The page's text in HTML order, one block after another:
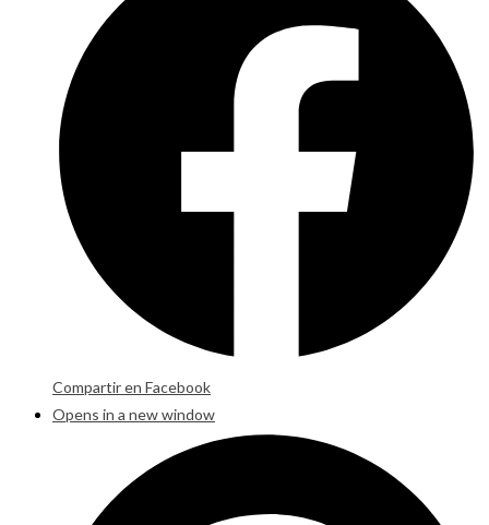
Compartir en Facebook
Opens in a new window